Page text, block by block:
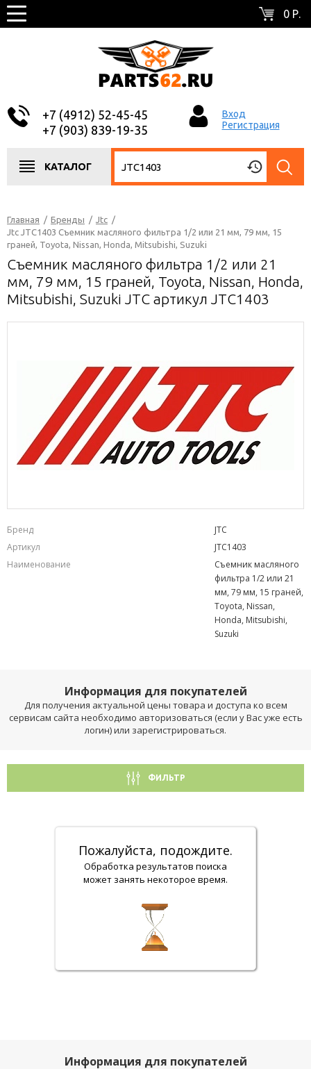
0 Р.
+7 (4912) 52-45-45
+7 (903) 839-19-35
Вход
Регистрация
КАТАЛОГ
Главная / Бренды / Jtc /
Jtc JTC1403 Съемник масляного фильтра 1/2 или 21 мм, 79 мм, 15
граней, Toyota, Nissan, Honda, Mitsubishi, Suzuki
Съемник масляного фильтра 1/2 или 21
мм, 79 мм, 15 граней, Toyota, Nissan, Honda,
Mitsubishi, Suzuki JTC артикул JTC1403
Бренд
JTC
Артикул
JTC1403
Наименование
Съемник масляного
фильтра 1/2 или 21
мм, 79 мм, 15 граней,
Toyota, Nissan,
Honda, Mitsubishi,
Suzuki
Информация для покупателей
Для получения актуальной цены товара и доступа ко всем
сервисам сайта необходимо авторизоваться (если у Вас уже есть
логин) или зарегистрироваться.
ФИЛЬТР
Пожалуйста, подождите.
Обработка результатов поиска
может занять некоторое время.
Информация для покупателей